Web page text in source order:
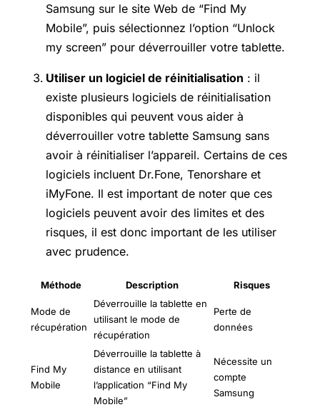
Samsung sur le site Web de “Find My
Mobile”, puis sélectionnez l’option “Unlock
my screen” pour déverrouiller votre tablette.
Utiliser un logiciel de réinitialisation : il
existe plusieurs logiciels de réinitialisation
disponibles qui peuvent vous aider à
déverrouiller votre tablette Samsung sans
avoir à réinitialiser l’appareil. Certains de ces
logiciels incluent Dr.Fone, Tenorshare et
iMyFone. Il est important de noter que ces
logiciels peuvent avoir des limites et des
risques, il est donc important de les utiliser
avec prudence.
Méthode Description Risques
Mode de
récupération
Déverrouille la tablette en
utilisant le mode de
récupération
Perte de
données
Find My
Mobile
Déverrouille la tablette à
distance en utilisant
l’application “Find My
Mobile”
Nécessite un
compte
Samsung